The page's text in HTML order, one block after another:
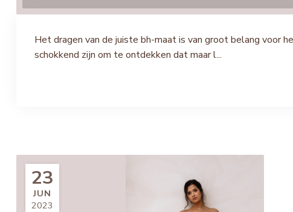
Het dragen van de juiste bh-maat is van groot belang voor
schokkend zijn om te ontdekken dat maar l...
23
JUN
2023